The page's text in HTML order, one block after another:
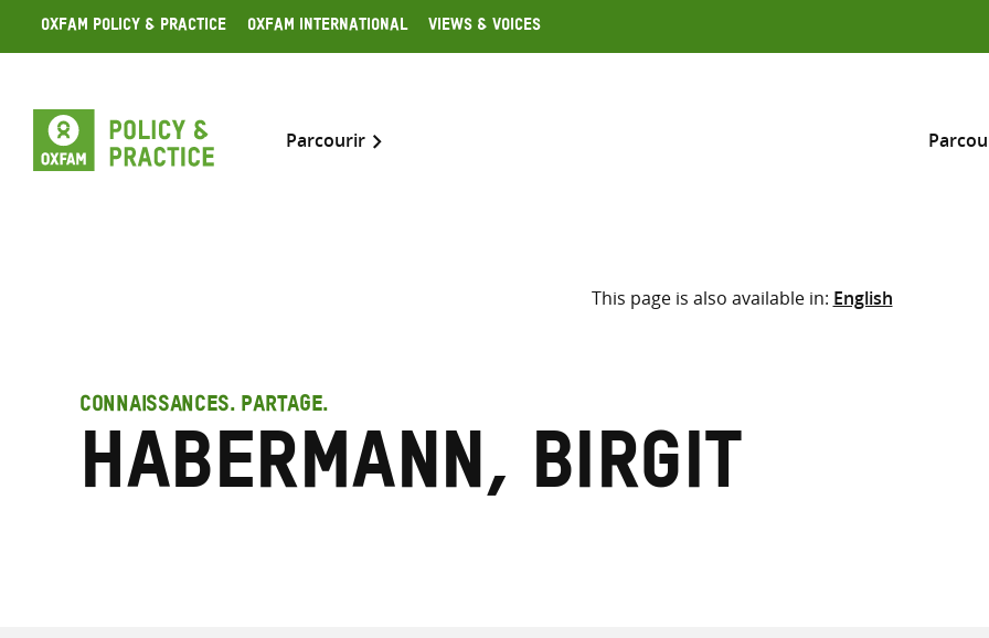
Skip
to
Oxfam Policy & Practice Oxfam International Views & Voices
Parcourir
Inclure
Sélectionner l’emplacement
termes
This page is also available in: English
CONNAISSANCES. PARTAGE.
Habermann, Birgit